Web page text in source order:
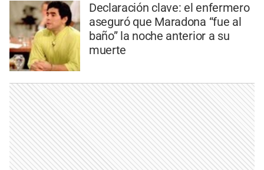
Declaración clave: el enfermero
aseguró que Maradona “fue al
baño” la noche anterior a su
muerte